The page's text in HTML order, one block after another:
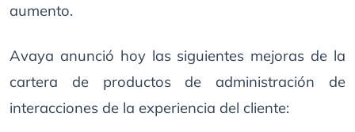
aumento.
Avaya anunció hoy las siguientes mejoras de la
cartera de productos de administración de
interacciones de la experiencia del cliente: